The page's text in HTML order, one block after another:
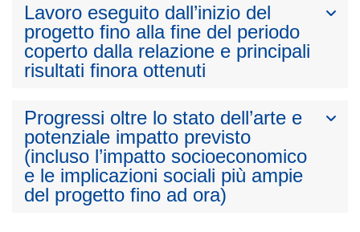
Lavoro eseguito dall’inizio del
progetto fino alla fine del periodo
coperto dalla relazione e principali
risultati finora ottenuti
Progressi oltre lo stato dell’arte e
potenziale impatto previsto
(incluso l’impatto socioeconomico
e le implicazioni sociali più ampie
del progetto fino ad ora)